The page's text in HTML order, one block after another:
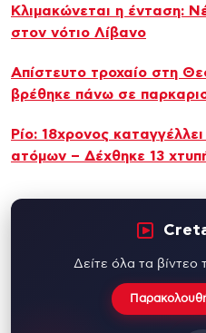
Κλιμακώνεται η ένταση:
στον νότιο Λίβανο
Απίστευτο τροχαίο στη
βρέθηκε πάνω σε
Ρίο: 18χρονος
ατόμων – Δέχθηκε 13
Δείτε όλα τα